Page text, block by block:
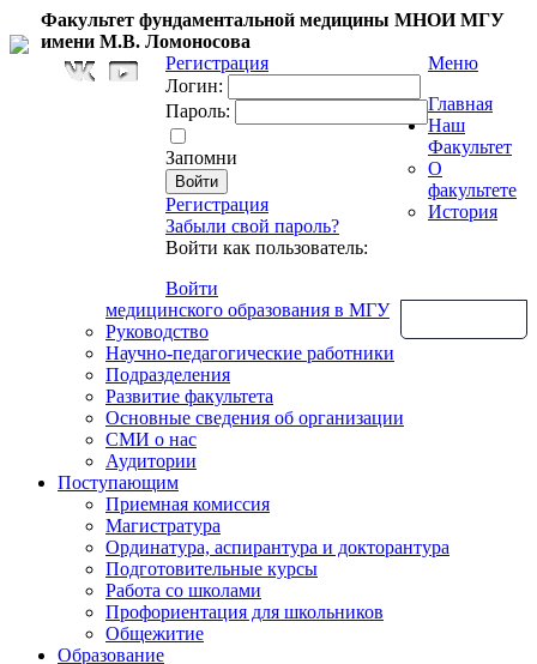
Факультет фундаментальной медицины МНОИ МГУ
имени М.В. Ломоносова
Регистрация
Логин:
Пароль:
Запомни
Регистрация
Забыли свой пароль?
Войти как пользователь:
Войти
Меню
Главная
Наш
Факультет
О
факультете
История
медицинского образования в МГУ
Руководство
Научно-педагогические работники
Подразделения
Развитие факультета
Основные сведения об организации
СМИ о нас
Аудитории
Поступающим
Приемная комиссия
Магистратура
Ординатура, аспирантура и докторантура
Подготовительные курсы
Работа со школами
Профориентация для школьников
Общежитие
Образование